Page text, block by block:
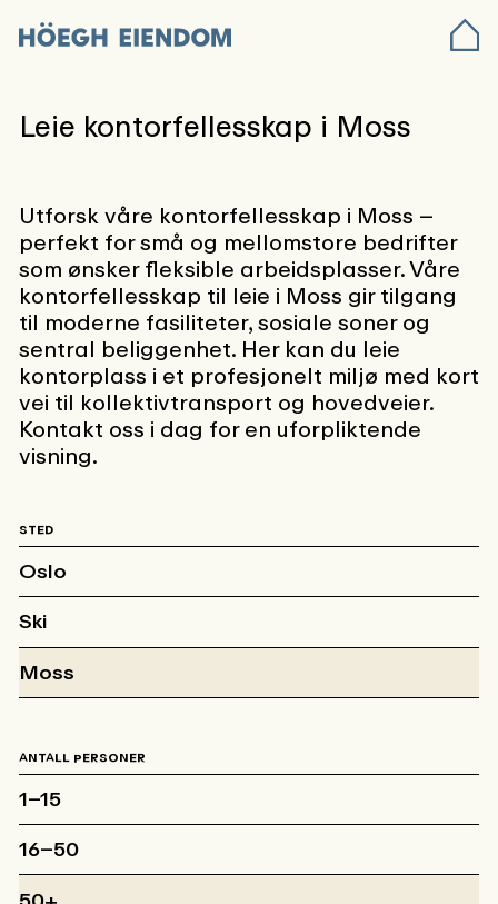
Leie kontorfellesskap i Moss
Utforsk våre kontorfellesskap i Moss –
perfekt for små og mellomstore bedrifter
som ønsker fleksible arbeidsplasser. Våre
kontorfellesskap til leie i Moss gir tilgang
til moderne fasiliteter, sosiale soner og
sentral beliggenhet. Her kan du leie
kontorplass i et profesjonelt miljø med kort
vei til kollektivtransport og hovedveier.
Kontakt oss i dag for en uforpliktende
visning.
STED
Oslo
Ski
Moss
ANTALL PERSONER
1–15
16–50